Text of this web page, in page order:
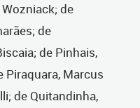
de
de
de Pinhais,
Piraquara, Marcus
de Quitandinha,